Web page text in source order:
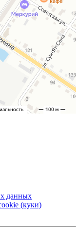
данных
(куки)